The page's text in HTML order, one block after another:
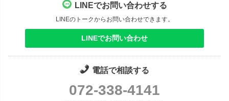
LINEでお問い合わせする
LINEのトークからお問い合わせできます。
LINEでお問い合わせ
電話で相談する
072-338-4141